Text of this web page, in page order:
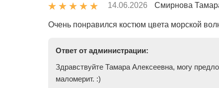
14.06.2026 Смирнова
Очень понравился костюм цвета морской
Ответ от администрации:
Здравствуйте Тамара Алексеевна, могу
маломерит. :)